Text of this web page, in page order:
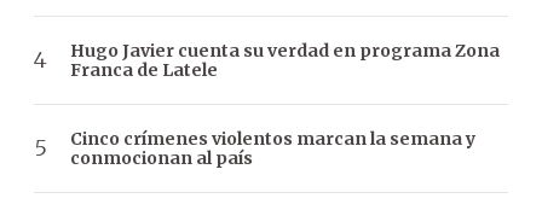
Hugo Javier cuenta su verdad en programa Zona
Franca de Latele
Cinco crímenes violentos marcan la semana y
conmocionan al país